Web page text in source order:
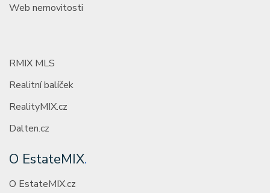
Web nemovitosti
RMIX MLS
Realitní balíček
RealityMIX.cz
Dalten.cz
O EstateMIX.
O EstateMIX.cz